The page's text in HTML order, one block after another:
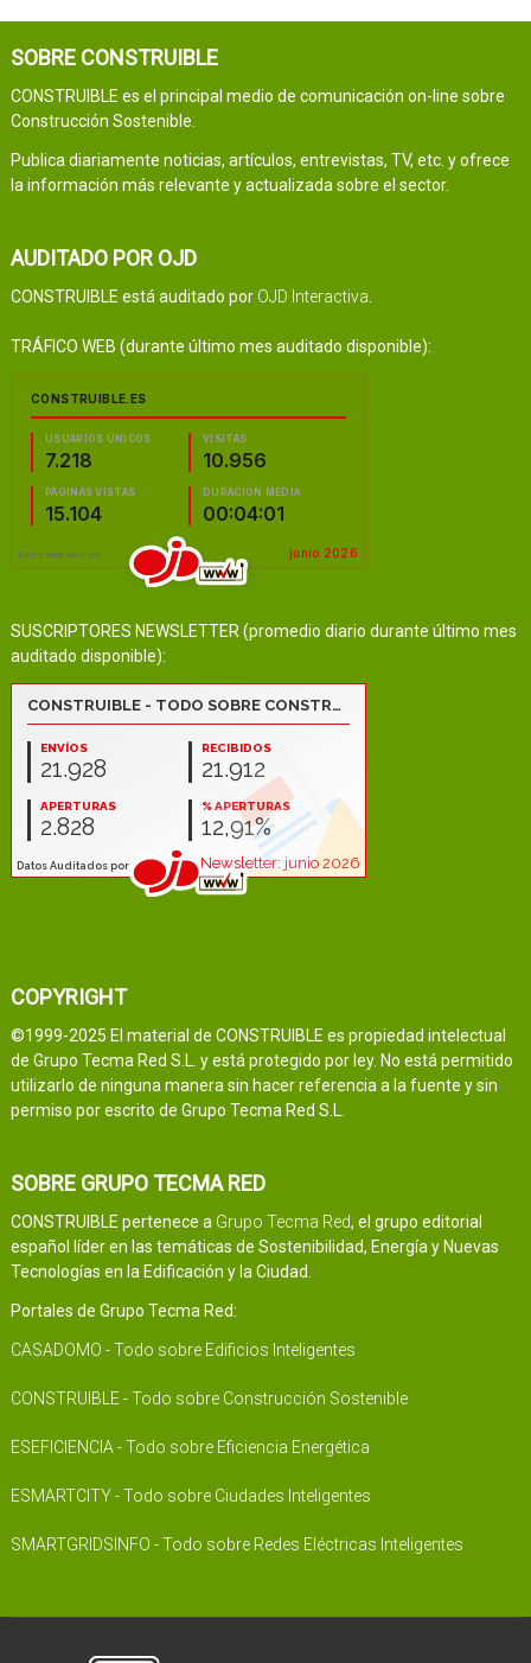
SOBRE CONSTRUIBLE
CONSTRUIBLE es el principal medio de comunicación on-line sobre
Construcción Sostenible.
Publica diariamente noticias, artículos, entrevistas, TV, etc. y ofrece
la información más relevante y actualizada sobre el sector.
AUDITADO POR OJD
CONSTRUIBLE está auditado por OJD Interactiva
TRÁFICO WEB (durante último mes auditado disponible):
SUSCRIPTORES NEWSLETTER (promedio diario durante último mes
auditado disponible):
COPYRIGHT
©1999-2025 El material de CONSTRUIBLE es propiedad intelectual
de Grupo Tecma Red S.L. y está protegido por ley. No está permitido
utilizarlo de ninguna manera sin hacer referencia a la fuente y sin
permiso por escrito de Grupo Tecma Red S.L.
SOBRE GRUPO TECMA RED
CONSTRUIBLE pertenece a Grupo Tecma Red, el grupo editorial
español líder en las temáticas de Sostenibilidad, Energía y Nuevas
Tecnologías en la Edificación y la Ciudad.
Portales de Grupo Tecma Red:
CASADOMO - Todo sobre Edificios Inteligentes
CONSTRUIBLE - Todo sobre Construcción Sostenible
ESEFICIENCIA - Todo sobre Eficiencia Energética
ESMARTCITY - Todo sobre Ciudades Inteligentes
SMARTGRIDSINFO - Todo sobre Redes Eléctricas Inteligentes